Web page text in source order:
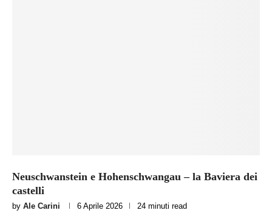
Neuschwanstein e Hohenschwangau – la Baviera dei
castelli
by Ale Carini 6 Aprile 2026 24 minuti read